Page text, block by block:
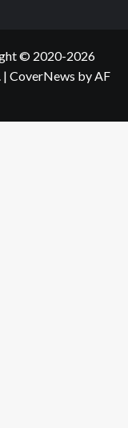
© 2020-2026
| CoverNews by AF